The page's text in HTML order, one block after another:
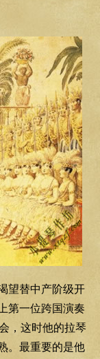
望替中产阶级开
第一位跨国演奏
，这时他的拉琴
。最重要的是他